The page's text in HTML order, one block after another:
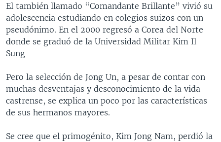
El también llamado “Comandante Brillante” vivió su
adolescencia estudiando en colegios suizos con un
pseudónimo. En el 2000 regresó a Corea del Norte
donde se graduó de la Universidad Militar Kim Il
Sung
Pero la selección de Jong Un, a pesar de contar con
muchas desventajas y desconocimiento de la vida
castrense, se explica un poco por las características
de sus hermanos mayores.
Se cree que el primogénito, Kim Jong Nam, perdió la